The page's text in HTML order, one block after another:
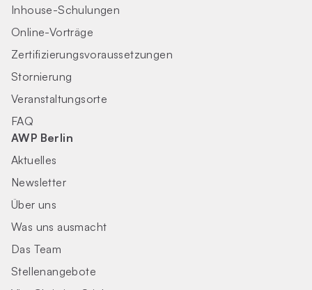
Inhouse-Schulungen
Online-Vorträge
Zertifizierungs­voraus­setzungen
Stornierung
Veranstaltungsorte
FAQ
AWP Berlin
Aktuelles
Newsletter
Über uns
Was uns ausmacht
Das Team
Stellenangebote